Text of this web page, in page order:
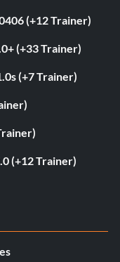
(+12 Trainer)
(+33 Trainer)
(+7 Trainer)
(+12 Trainer)